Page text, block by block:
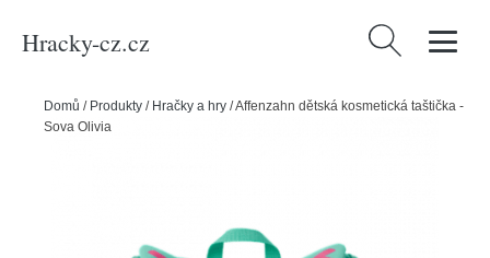
Hracky-cz.cz Vyhledávání
Domů / Produkty / Hračky a hry /Affenzahn dětská kosmetická taštička -
Sova Olivia